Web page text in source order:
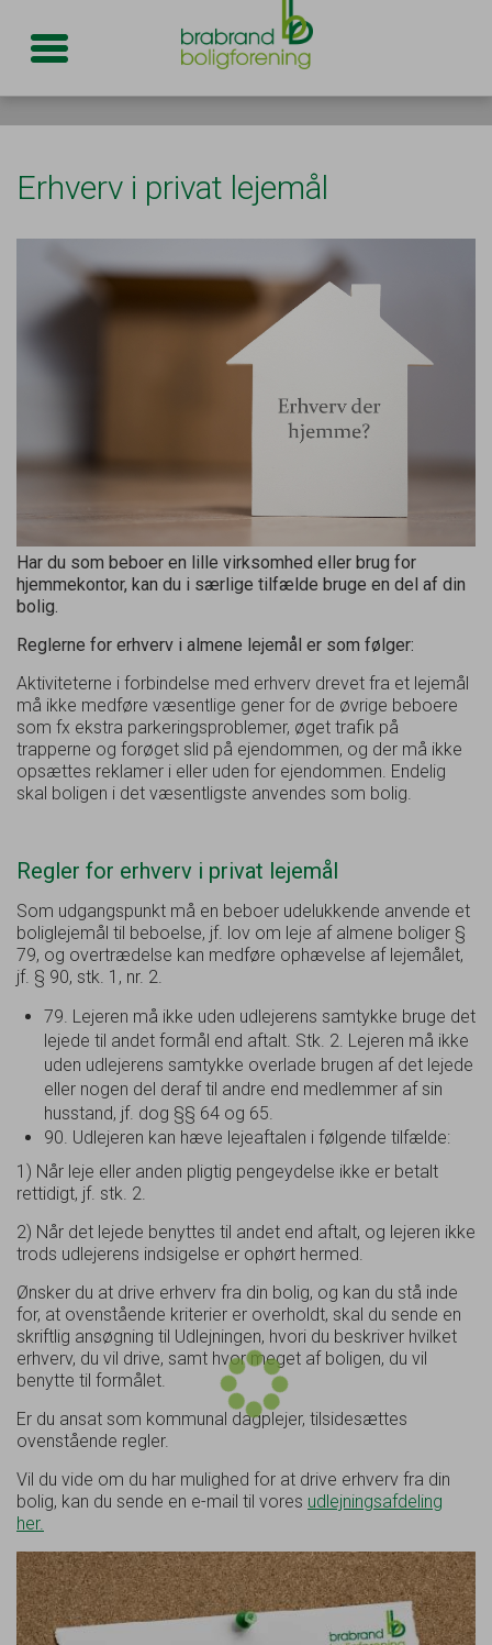
Toggle navigation
Erhverv i privat lejemål
Har du som beboer en lille virksomhed eller brug for
hjemmekontor, kan du i særlige tilfælde bruge en del af din
bolig.
Reglerne for erhverv i almene lejemål er som følger:
Aktiviteterne i forbindelse med erhverv drevet fra et lejemål
må ikke medføre væsentlige gener for de øvrige beboere
som fx ekstra parkeringsproblemer, øget trafik på
trapperne og forøget slid på ejendommen, og der må ikke
opsættes reklamer i eller uden for ejendommen. Endelig
skal boligen i det væsentligste anvendes som bolig.
Regler for erhverv i privat lejemål
Som udgangspunkt må en beboer udelukkende anvende et
boliglejemål til beboelse, jf. lov om leje af almene boliger §
79, og overtrædelse kan medføre ophævelse af lejemålet,
jf. § 90, stk. 1, nr. 2.
79. Lejeren må ikke uden udlejerens samtykke bruge det
lejede til andet formål end aftalt. Stk. 2. Lejeren må ikke
uden udlejerens samtykke overlade brugen af det lejede
eller nogen del deraf til andre end medlemmer af sin
husstand, jf. dog §§ 64 og 65.
90. Udlejeren kan hæve lejeaftalen i følgende tilfælde:
1) Når leje eller anden pligtig pengeydelse ikke er betalt
rettidigt, jf. stk. 2.
2) Når det lejede benyttes til andet end aftalt, og lejeren ikke
trods udlejerens indsigelse er ophørt hermed.
Ønsker du at drive erhverv fra din bolig, og kan du stå inde
for, at ovenstående kriterier er overholdt, skal du sende en
skriftlig ansøgning til Udlejningen, hvori du beskriver hvilket
erhverv, du vil drive, samt hvor meget af boligen, du vil
benytte til formålet.
Er du ansat som kommunal dagplejer, tilsidesættes
ovenstående regler.
Vil du vide om du har mulighed for at drive erhverv fra din
bolig, kan du sende en e-mail til vores udlejningsafdeling
her.